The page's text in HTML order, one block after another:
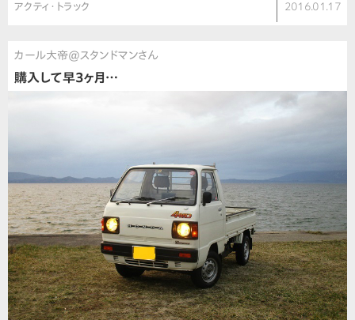
アクティ・トラック 2016.01.17
カール大帝@スタンドマンさん
購入して早3ヶ月…